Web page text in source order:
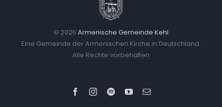
© 2026 Armenische Gemeinde Kehl
Eine Gemeinde der Armenischen Kirche in Deutschland.
Alle Rechte vorbehalten
FacebookInstagram
SpotifyYouTubeEmail